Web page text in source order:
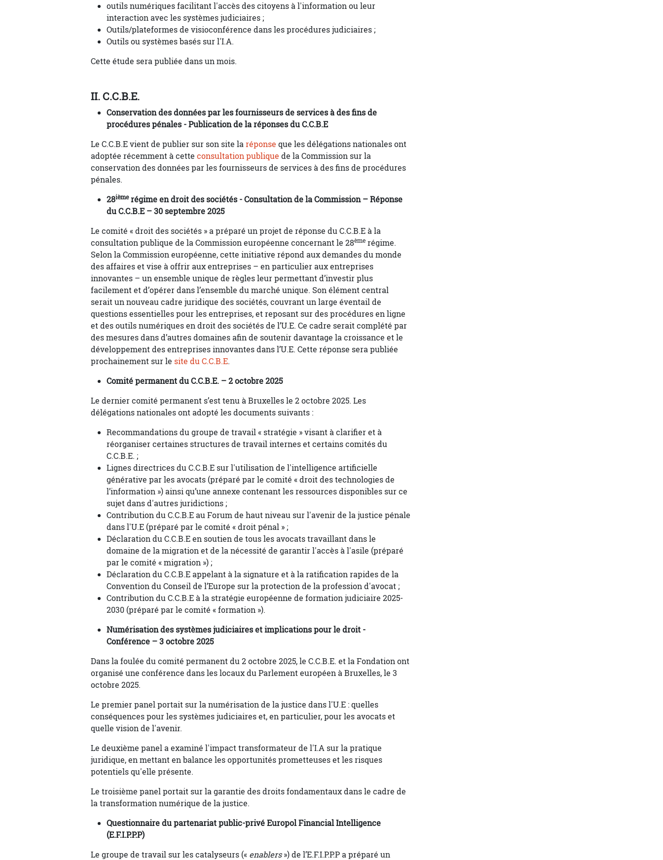
outils numériques facilitant l'accès des citoyens à l'information ou leur
interaction avec les systèmes judiciaires ;
Outils/plateformes de visioconférence dans les procédures judiciaires ;
Outils ou systèmes basés sur l'I.A.
Cette étude sera publiée dans un mois.
II. C.C.B.E.
Conservation des données par les fournisseurs de services à des fins de
procédures pénales - Publication de la réponses du C.C.B.E
Le C.C.B.E vient de publier sur son site laréponse que les délégations nationales ont
adoptée récemment à cette consultation publique de la Commission sur la
conservation des données par les fournisseurs de services à des fins de procédures
pénales.
28ièmerégime en droit des sociétés - Consultation de la Commission – Réponse
du C.C.B.E – 30 septembre 2025
Le comité « droit des sociétés » a préparé un projet de réponse du C.C.B.E à la
consultation publique de la Commission européenne concernant le 28ème régime.
Selon la Commission européenne, cette initiative répond aux demandes du monde
des affaires et vise à offrir aux entreprises – en particulier aux entreprises
innovantes – un ensemble unique de règles leur permettant d’investir plus
facilement et d’opérer dans l’ensemble du marché unique. Son élément central
serait un nouveau cadre juridique des sociétés, couvrant un large éventail de
questions essentielles pour les entreprises, et reposant sur des procédures en ligne
et des outils numériques en droit des sociétés de l’U.E. Ce cadre serait complété par
des mesures dans d’autres domaines afin de soutenir davantage la croissance et le
développement des entreprises innovantes dans l’U.E. Cette réponse sera publiée
prochainement sur le site du C.C.B.E.
Comité permanent du C.C.B.E. – 2 octobre 2025
Le dernier comité permanent s’est tenu à Bruxelles le 2 octobre 2025. Les
délégations nationales ont adopté les documents suivants :
Recommandations du groupe de travail « stratégie » visant à clarifier et à
réorganiser certaines structures de travail internes et certains comités du
C.C.B.E. ;
Lignes directrices du C.C.B.E sur l'utilisation de l'intelligence artificielle
générative par les avocats (préparé par le comité « droit des technologies de
l’information ») ainsi qu’une annexe contenant les ressources disponibles sur ce
sujet dans d'autres juridictions ;
Contribution du C.C.B.E au Forum de haut niveau sur l'avenir de la justice pénale
dans l'U.E (préparé par le comité « droit pénal » ;
Déclaration du C.C.B.E en soutien de tous les avocats travaillant dans le
domaine de la migration et de la nécessité de garantir l'accès à l'asile (préparé
par le comité « migration ») ;
Déclaration du C.C.B.E appelant à la signature et à la ratification rapides de la
Convention du Conseil de l’Europe sur la protection de la profession d'avocat ;
Contribution du C.C.B.E à la stratégie européenne de formation judiciaire 2025-
2030 (préparé par le comité « formation »).
Numérisation des systèmes judiciaires et implications pour le droit -
Conférence – 3 octobre 2025
Dans la foulée du comité permanent du 2 octobre 2025, le C.C.B.E. et la Fondation ont
organisé une conférence dans les locaux du Parlement européen à Bruxelles, le 3
octobre 2025.
Le premier panel portait sur la numérisation de la justice dans l'U.E : quelles
conséquences pour les systèmes judiciaires et, en particulier, pour les avocats et
quelle vision de l'avenir.
Le deuxième panel a examiné l'impact transformateur de l'I.A sur la pratique
juridique, en mettant en balance les opportunités prometteuses et les risques
potentiels qu'elle présente.
Le troisième panel portait sur la garantie des droits fondamentaux dans le cadre de
la transformation numérique de la justice.
Questionnaire du partenariat public-privé Europol Financial Intelligence
(E.F.I.P.P.P)
Le groupe de travail sur les catalyseurs (« enablers») de l’E.F.I.P.P.P a préparé un